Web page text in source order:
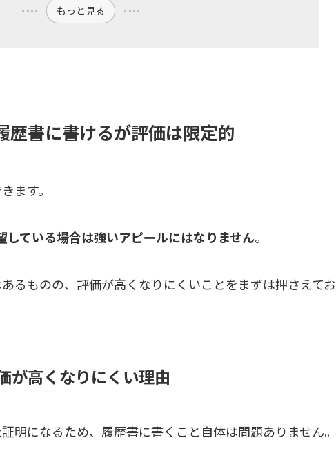
もっと見る
歴書に書けるが評価は限定的
ます。
している場合は強いアピールにはなりません。
るものの、評価が高くなりにくいことをまずは押さえてお
が高くなりにくい理由
明になるため、履歴書に書くこと自体は問題ありません。